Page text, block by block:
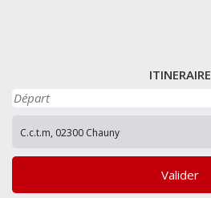
ITINERAIRE
Valider